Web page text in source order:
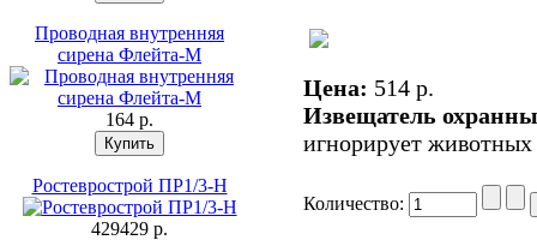
Проводная внутренняя
сирена Флейта-М
164 p.
Ростеврострой ПР1/3-Н
429429 p.
Цена: 514 p.
Извещатель
игнорирует
Количество: